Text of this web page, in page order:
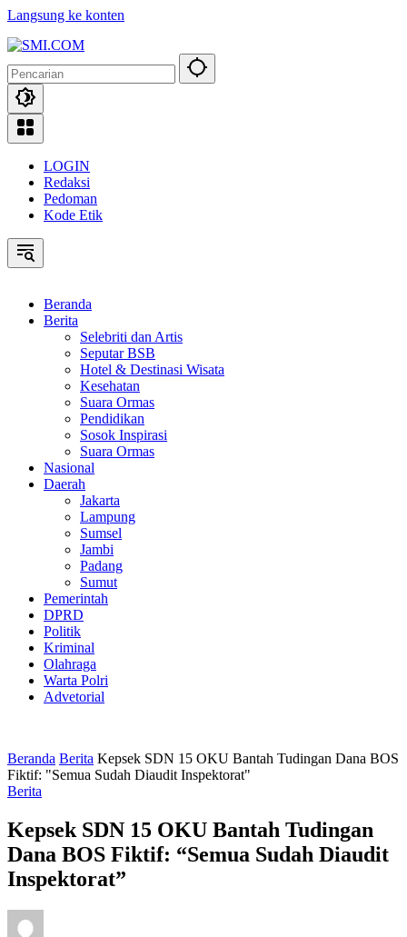
Langsung ke konten
LOGIN
Redaksi
Pedoman
Kode Etik
Beranda
Berita
Selebriti dan Artis
Seputar BSB
Hotel & Destinasi Wisata
Kesehatan
Suara Ormas
Pendidikan
Sosok Inspirasi
Suara Ormas
Nasional
Daerah
Jakarta
Lampung
Sumsel
Jambi
Padang
Sumut
Pemerintah
DPRD
Politik
Kriminal
Olahraga
Warta Polri
Advetorial
Beranda Berita Kepsek SDN 15 OKU Bantah Tudingan Dana BOS
Fiktif: "Semua Sudah Diaudit Inspektorat"
Berita
Kepsek SDN 15 OKU Bantah Tudingan
Dana BOS Fiktif: “Semua Sudah Diaudit
Inspektorat”